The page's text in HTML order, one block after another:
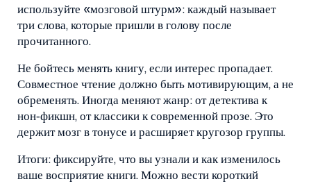
используйте «мозговой штурм»: каждый называет
три слова, которые пришли в голову после
прочитанного.
Не бойтесь менять книгу, если интерес пропадает.
Совместное чтение должно быть мотивирующим, а не
обременять. Иногда меняют жанр: от детектива к
нон‑фикшн, от классики к современной прозе. Это
держит мозг в тонусе и расширяет кругозор группы.
Итоги: фиксируйте, что вы узнали и как изменилось
ваше восприятие книги. Можно вести короткий